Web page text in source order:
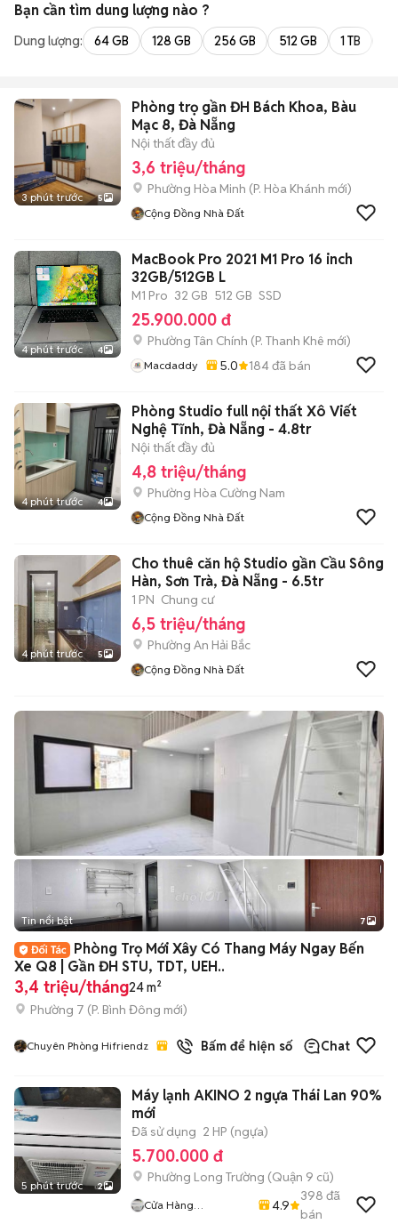
Bạn cần tìm dung lượng nào ?
Dung lượng: 64 GB 128 GB 256 GB 512 GB 1 TB
3 phút trước 5
Phòng trọ gần ĐH Bách Khoa, Bàu
Mạc 8, Đà Nẵng
Nội thất đầy đủ
3,6 triệu/tháng
Phường Hòa Minh (P. Hòa Khánh mới)
Cộng Đồng Nhà Đất
4 phút trước 4
MacBook Pro 2021 M1 Pro 16 inch
32GB/512GB L
M1 Pro 32 GB 512 GB SSD
25.900.000 đ
Phường Tân Chính (P. Thanh Khê mới)
Macdaddy 5.0 184đã bán
4 phút trước 4
Phòng Studio full nội thất Xô Viết
Nghệ Tĩnh, Đà Nẵng - 4.8tr
Nội thất đầy đủ
4,8 triệu/tháng
Phường Hòa Cường Nam
Cộng Đồng Nhà Đất
4 phút trước 5
Cho thuê căn hộ Studio gần Cầu Sông
Hàn, Sơn Trà, Đà Nẵng - 6.5tr
1 PN Chung cư
6,5 triệu/tháng
Phường An Hải Bắc
Cộng Đồng Nhà Đất
+2
Tin nổi bật 7
Phòng Trọ Mới Xây Có Thang Máy Ngay Bến
Xe Q8 | Gần ĐH STU, TDT, UEH..
3,4 triệu/tháng24 m²
Phường 7 (P. Bình Đông mới)
Chuyên Phòng Hifriendz Bấm để hiện số Chat
5 phút trước 2
Máy lạnh AKINO 2 ngựa Thái Lan 90%
mới
Đã sử dụng 2 HP (ngựa)
5.700.000 đ
Phường Long Trường (Quận 9 cũ)
Cửa Hàng
4.9
398 đã
bán